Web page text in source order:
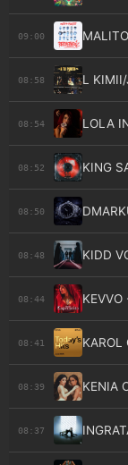
09:00
08:58 L
08:54 LOLA
08:52 KING
08:50
08:48 KIDD
08:44
08:41
08:39 KENIA
08:37